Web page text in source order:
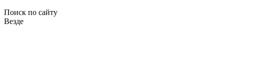
Поиск по сайту
Везде